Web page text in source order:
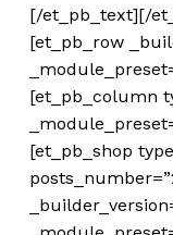
[/et_pb_text][/
[et_pb_row
[et_pb_column
[et_pb_shop